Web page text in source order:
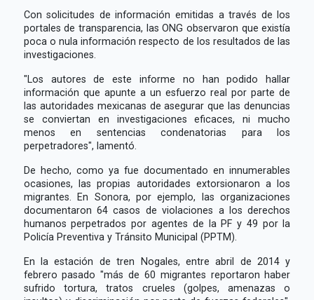
Con solicitudes de información emitidas a través de los
portales de transparencia, las ONG observaron que existía
poca o nula información respecto de los resultados de las
investigaciones.
"Los autores de este informe no han podido hallar
información que apunte a un esfuerzo real por parte de
las autoridades mexicanas de asegurar que las denuncias
se conviertan en investigaciones eficaces, ni mucho
menos en sentencias condenatorias para los
perpetradores", lamentó.
De hecho, como ya fue documentado en innumerables
ocasiones, las propias autoridades extorsionaron a los
migrantes. En Sonora, por ejemplo, las organizaciones
documentaron 64 casos de violaciones a los derechos
humanos perpetrados por agentes de la PF y 49 por la
Policía Preventiva y Tránsito Municipal (PPTM).
En la estación de tren Nogales, entre abril de 2014 y
febrero pasado "más de 60 migrantes reportaron haber
sufrido tortura, tratos crueles (golpes, amenazas o